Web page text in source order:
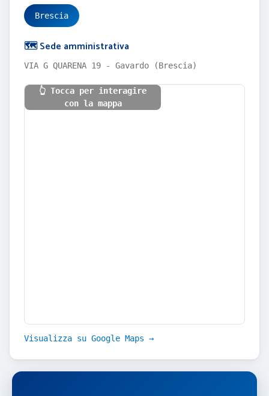
Brescia
🗺️ Sede amministrativa
VIA G QUARENA 19 - Gavardo (Brescia)
👆 Tocca per interagire
con la mappa
Visualizza su Google Maps →